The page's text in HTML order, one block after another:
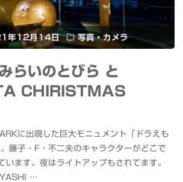
年12月14日 写真・カメラ
らいのとびら と
CHIRISTMAS
に出現した巨大モニュメント「ドラえも
藤子・F・不二夫のキャラクターがどこで
います。夜はライトアップもされてます。
…